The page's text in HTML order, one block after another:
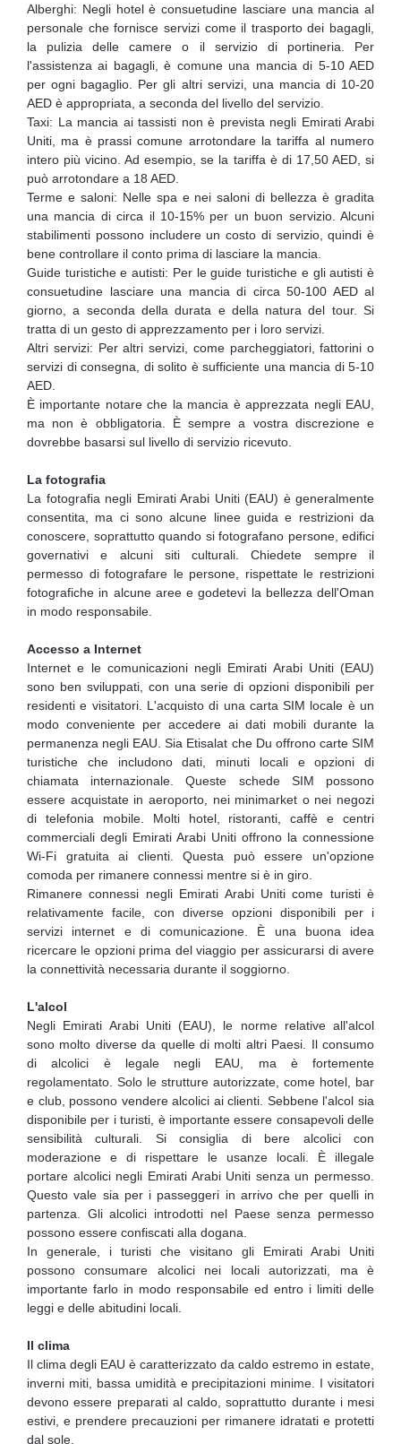
Alberghi: Negli hotel è consuetudine lasciare una mancia al
personale che fornisce servizi come il trasporto dei bagagli,
la pulizia delle camere o il servizio di portineria. Per
l'assistenza ai bagagli, è comune una mancia di 5-10 AED
per ogni bagaglio. Per gli altri servizi, una mancia di 10-20
AED è appropriata, a seconda del livello del servizio.
Taxi: La mancia ai tassisti non è prevista negli Emirati Arabi
Uniti, ma è prassi comune arrotondare la tariffa al numero
intero più vicino. Ad esempio, se la tariffa è di 17,50 AED, si
può arrotondare a 18 AED.
Terme e saloni: Nelle spa e nei saloni di bellezza è gradita
una mancia di circa il 10-15% per un buon servizio. Alcuni
stabilimenti possono includere un costo di servizio, quindi è
bene controllare il conto prima di lasciare la mancia.
Guide turistiche e autisti: Per le guide turistiche e gli autisti è
consuetudine lasciare una mancia di circa 50-100 AED al
giorno, a seconda della durata e della natura del tour. Si
tratta di un gesto di apprezzamento per i loro servizi.
Altri servizi: Per altri servizi, come parcheggiatori, fattorini o
servizi di consegna, di solito è sufficiente una mancia di 5-10
AED.
È importante notare che la mancia è apprezzata negli EAU,
ma non è obbligatoria. È sempre a vostra discrezione e
dovrebbe basarsi sul livello di servizio ricevuto.
La fotografia
La fotografia negli Emirati Arabi Uniti (EAU) è generalmente
consentita, ma ci sono alcune linee guida e restrizioni da
conoscere, soprattutto quando si fotografano persone, edifici
governativi e alcuni siti culturali. Chiedete sempre il
permesso di fotografare le persone, rispettate le restrizioni
fotografiche in alcune aree e godetevi la bellezza dell'Oman
in modo responsabile.
Accesso a Internet
Internet e le comunicazioni negli Emirati Arabi Uniti (EAU)
sono ben sviluppati, con una serie di opzioni disponibili per
residenti e visitatori. L'acquisto di una carta SIM locale è un
modo conveniente per accedere ai dati mobili durante la
permanenza negli EAU. Sia Etisalat che Du offrono carte SIM
turistiche che includono dati, minuti locali e opzioni di
chiamata internazionale. Queste schede SIM possono
essere acquistate in aeroporto, nei minimarket o nei negozi
di telefonia mobile. Molti hotel, ristoranti, caffè e centri
commerciali degli Emirati Arabi Uniti offrono la connessione
Wi-Fi gratuita ai clienti. Questa può essere un'opzione
comoda per rimanere connessi mentre si è in giro.
Rimanere connessi negli Emirati Arabi Uniti come turisti è
relativamente facile, con diverse opzioni disponibili per i
servizi internet e di comunicazione. È una buona idea
ricercare le opzioni prima del viaggio per assicurarsi di avere
la connettività necessaria durante il soggiorno.
L'alcol
Negli Emirati Arabi Uniti (EAU), le norme relative all'alcol
sono molto diverse da quelle di molti altri Paesi. Il consumo
di alcolici è legale negli EAU, ma è fortemente
regolamentato. Solo le strutture autorizzate, come hotel, bar
e club, possono vendere alcolici ai clienti. Sebbene l'alcol sia
disponibile per i turisti, è importante essere consapevoli delle
sensibilità culturali. Si consiglia di bere alcolici con
moderazione e di rispettare le usanze locali. È illegale
portare alcolici negli Emirati Arabi Uniti senza un permesso.
Questo vale sia per i passeggeri in arrivo che per quelli in
partenza. Gli alcolici introdotti nel Paese senza permesso
possono essere confiscati alla dogana.
In generale, i turisti che visitano gli Emirati Arabi Uniti
possono consumare alcolici nei locali autorizzati, ma è
importante farlo in modo responsabile ed entro i limiti delle
leggi e delle abitudini locali.
Il clima
Il clima degli EAU è caratterizzato da caldo estremo in estate,
inverni miti, bassa umidità e precipitazioni minime. I visitatori
devono essere preparati al caldo, soprattutto durante i mesi
estivi, e prendere precauzioni per rimanere idratati e protetti
dal sole.